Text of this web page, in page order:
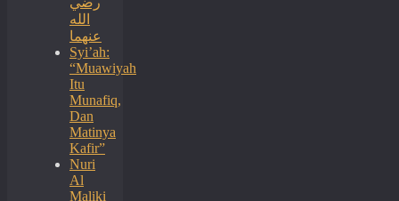
الله
عنهما
Syi’ah:
“Muawiyah
Itu
Munafiq,
Dan
Matinya
Kafir”
Nuri
Al
Maliki